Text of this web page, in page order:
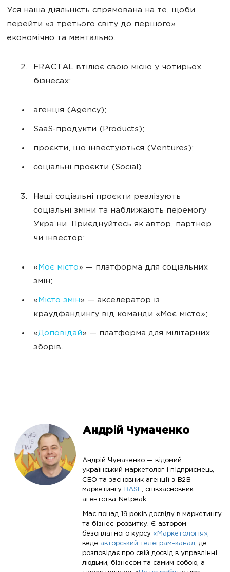
Уся наша діяльність спрямована на те, щоби
перейти «з третього світу до першого»
економічно та ментально.
FRACTAL втілює свою місію у чотирьох
бізнесах:
агенція (Agency);
SaaS-продукти (Products);
проєкти, що інвестуються (Ventures);
соціальні проєкти (Social).
Наші соціальні проєкти реалізують
соціальні зміни та наближають перемогу
України. Приєднуйтесь як автор, партнер
чи інвестор:
«Моє місто» — платформа для соціальних
змін;
«Місто змін» — акселератор із
краудфандингу від команди «Моє місто»;
«Доповідай» — платформа для мілітарних
зборів.
Андрій Чумаченко
Андрій Чумаченко — відомий
український маркетолог і підприємець,
CEO та засновник агенції з B2B-
маркетингу BASE, співзасновник
агентства Netpeak.
Має понад 19 років досвіду в маркетингу
та бізнес-розвитку. Є автором
безоплатного курсу «Маркетологія»,
веде авторський телеграм-канал, де
розповідає про свій досвід в управлінні
людьми, бізнесом та самим собою, а